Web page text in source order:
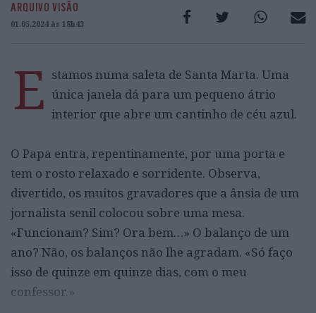
ARQUIVO VISÃO
01.05.2024 às 18h43
E stamos numa saleta de Santa Marta. Uma
única janela dá para um pequeno átrio
interior que abre um cantinho de céu azul.
O Papa entra, repentinamente, por uma porta e
tem o rosto relaxado e sorridente. Observa,
divertido, os muitos gravadores que a ânsia de um
jornalista senil colocou sobre uma mesa.
«Funcionam? Sim? Ora bem…» O balanço de um
ano? Não, os balanços não lhe agradam. «Só faço
isso de quinze em quinze dias, com o meu
confessor.»